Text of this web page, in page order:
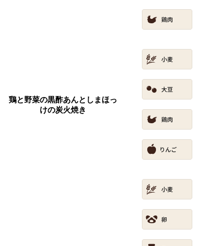
鶏と野菜の黒酢あんとしまほっ
けの炭火焼き